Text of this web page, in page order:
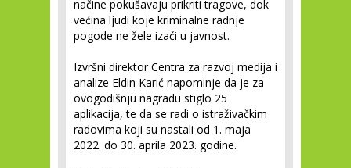
načine pokušavaju prikriti tragove, dok
većina ljudi koje kriminalne radnje
pogode ne žele izaći u javnost.
Izvršni direktor Centra za razvoj medija i
analize Eldin Karić napominje da je za
ovogodišnju nagradu stiglo 25
aplikacija, te da se radi o istraživačkim
radovima koji su nastali od 1. maja
2022. do 30. aprila 2023. godine.